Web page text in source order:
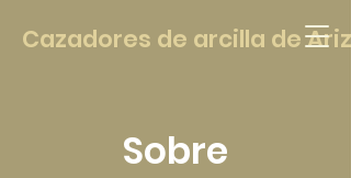
Cazadores de arcilla de
Sobre